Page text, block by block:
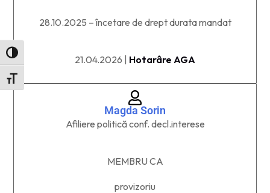
Toggle High Contrast
Toggle Font Size
28.10.2025 – încetare de drept durata mandat
21.04.2026 | Hotarâre AGA
Magda Sorin
Afiliere politică conf. decl.interese
MEMBRU CA​
provizoriu